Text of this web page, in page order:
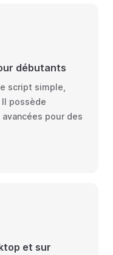
débutants
script simple,
possède
pour des
et sur